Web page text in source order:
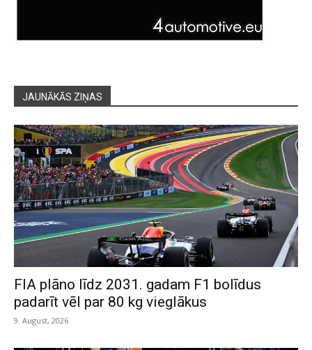
JAUNĀKĀS ZIŅAS
FIA plāno līdz 2031. gadam F1 bolīdus
padarīt vēl par 80 kg vieglākus
9. August, 2026